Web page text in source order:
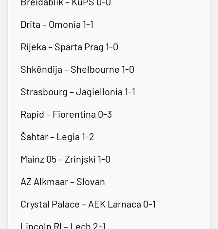
Drita – Omonia 1-1
Rijeka – Sparta Prag 1-0
Shkëndija – Shelbourne 1-0
Strasbourg – Jagiellonia 1-1
Rapid – Fiorentina 0-3
Šahtar – Legia 1-2
Mainz 05 – Zrinjski 1-0
AZ Alkmaar – Slovan
Crystal Palace – AEK Larnaca 0-1
Lincoln RI – Lech 2-1